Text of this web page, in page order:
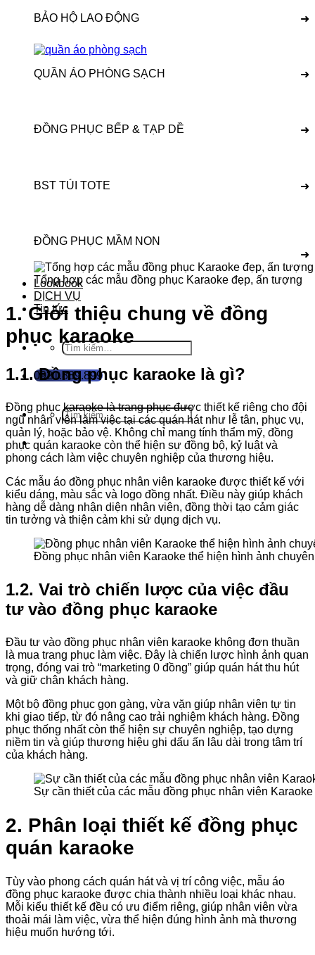
BẢO HỘ LAO ĐỘNG ➜
QUẦN ÁO PHÒNG SẠCH ➜
ĐỒNG PHỤC BẾP & TẠP DỀ ➜
BST TÚI TOTE ➜
ĐỒNG PHỤC MẦM NON
➜
Lookbook
DỊCH VỤ
Tin tức
Tìm
kiếm:
0921.889.899
Tìm
kiếm:
Tổng hợp các mẫu đồng phục Karaoke đẹp, ấn tượng
1. Giới thiệu chung về đồng
phục karaoke
1.1. Đồng phục karaoke là gì?
Đồng phục karaoke là trang phục được thiết kế riêng cho đội
ngũ nhân viên làm việc tại các quán hát như lễ tân, phục vụ,
quản lý, hoặc bảo vệ. Không chỉ mang tính thẩm mỹ, đồng
phục quán karaoke còn thể hiện sự đồng bộ, kỷ luật và
phong cách làm việc chuyên nghiệp của thương hiệu.
Các mẫu áo đồng phục nhân viên karaoke được thiết kế với
kiểu dáng, màu sắc và logo đồng nhất. Điều này giúp khách
hàng dễ dàng nhận diện nhân viên, đồng thời tạo cảm giác
tin tưởng và thiện cảm khi sử dụng dịch vụ.
Đồng phục nhân viên Karaoke thể hiện hình ảnh
1.2. Vai trò chiến lược của việc đầu
tư vào đồng phục karaoke
Đầu tư vào đồng phục nhân viên karaoke không đơn thuần
là mua trang phục làm việc. Đây là chiến lược hình ảnh quan
trọng, đóng vai trò “marketing 0 đồng” giúp quán hát thu hút
và giữ chân khách hàng.
Một bộ đồng phục gọn gàng, vừa vặn giúp nhân viên tự tin
khi giao tiếp, từ đó nâng cao trải nghiệm khách hàng. Đồng
phục thống nhất còn thể hiện sự chuyên nghiệp, tạo dựng
niềm tin và giúp thương hiệu ghi dấu ấn lâu dài trong tâm trí
của khách hàng.
Sự cần thiết của các mẫu đồng phục nhân viên Karaoke
2. Phân loại thiết kế đồng phục
quán karaoke
Tùy vào phong cách quán hát và vị trí công việc, mẫu áo
đồng phục karaoke được chia thành nhiều loại khác nhau.
Mỗi kiểu thiết kế đều có ưu điểm riêng, giúp nhân viên vừa
thoải mái làm việc, vừa thể hiện đúng hình ảnh mà thương
hiệu muốn hướng tới.